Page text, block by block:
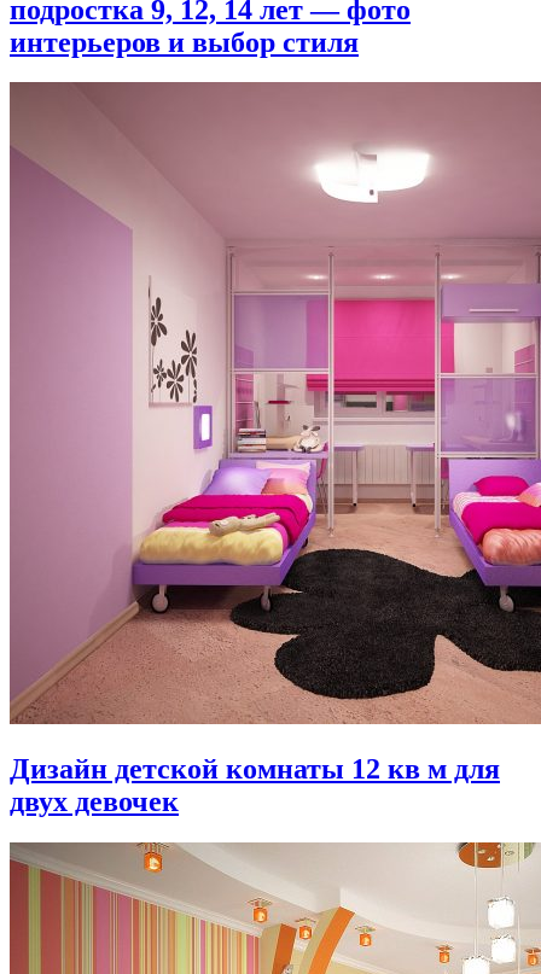
подростка 9, 12, 14 лет — фото
интерьеров и выбор стиля
Дизайн детской комнаты 12 кв м для
двух девочек